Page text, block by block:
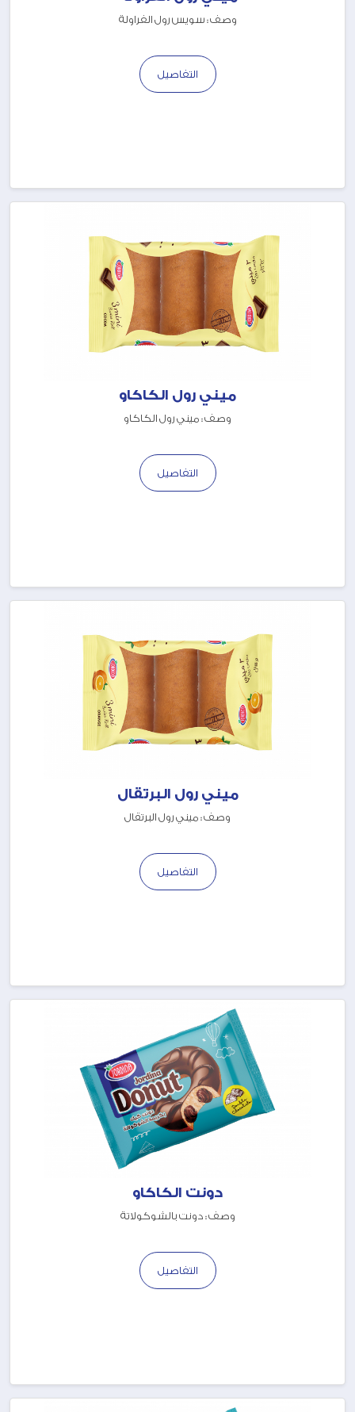
وصف : سويس رول الفراولة
التفاصيل
ميني رول الكاكاو
وصف : ميني رول الكاكاو
التفاصيل
ميني رول البرتقال
وصف : ميني رول البرتقال
التفاصيل
دونت الكاكاو
وصف : دونت بالشوكولاتة
التفاصيل